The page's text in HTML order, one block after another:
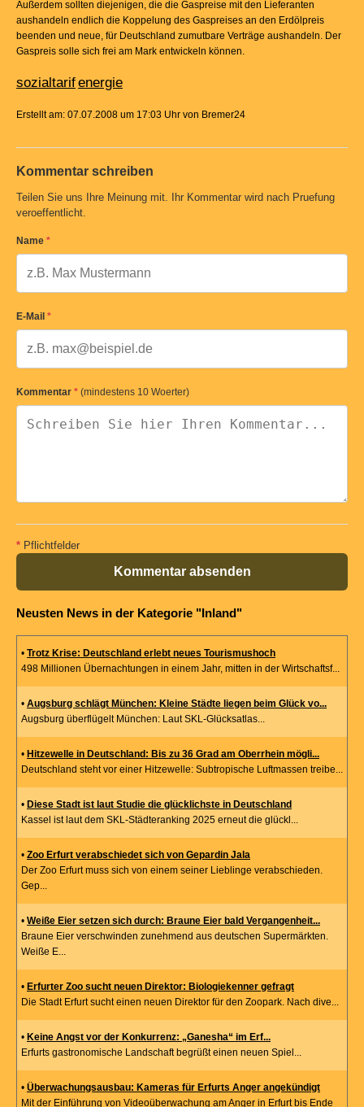
Außerdem sollten diejenigen, die die Gaspreise mit den Lieferanten
aushandeln endlich die Koppelung des Gaspreises an den Erdölpreis
beenden und neue, für Deutschland zumutbare Verträge aushandeln. Der
Gaspreis solle sich frei am Mark entwickeln können.
sozialtarifenergie
Erstellt am: 07.07.2008 um 17:03 Uhr von Bremer24
Kommentar schreiben
Teilen Sie uns Ihre Meinung mit. Ihr Kommentar wird nach Pruefung
veroeffentlicht.
Name *
E-Mail *
Kommentar * (mindestens 10 Woerter)
* Pflichtfelder
Kommentar absenden
Neusten News in der Kategorie "Inland"
• Trotz Krise: Deutschland erlebt neues Tourismushoch
498 Millionen Übernachtungen in einem Jahr, mitten in der Wirtschaftsf...
• Augsburg schlägt München: Kleine Städte liegen beim Glück vo...
Augsburg überflügelt München: Laut SKL-Glücksatlas...
• Hitzewelle in Deutschland: Bis zu 36 Grad am Oberrhein mögli...
Deutschland steht vor einer Hitzewelle: Subtropische Luftmassen treibe...
• Diese Stadt ist laut Studie die glücklichste in Deutschland
Kassel ist laut dem SKL-Städteranking 2025 erneut die glückl...
• Zoo Erfurt verabschiedet sich von Gepardin Jala
Der Zoo Erfurt muss sich von einem seiner Lieblinge verabschieden.
Gep...
• Weiße Eier setzen sich durch: Braune Eier bald Vergangenheit...
Braune Eier verschwinden zunehmend aus deutschen Supermärkten.
Weiße E...
• Erfurter Zoo sucht neuen Direktor: Biologiekenner gefragt
Die Stadt Erfurt sucht einen neuen Direktor für den Zoopark. Nach dive...
• Keine Angst vor der Konkurrenz: „Ganesha“ im Erf...
Erfurts gastronomische Landschaft begrüßt einen neuen Spiel...
• Überwachungsausbau: Kameras für Erfurts Anger angekündigt
Mit der Einführung von Videoüberwachung am Anger in Erfurt bis Ende